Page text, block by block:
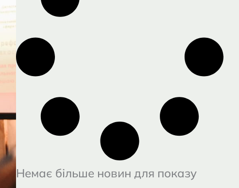
Немає більше новин для показу